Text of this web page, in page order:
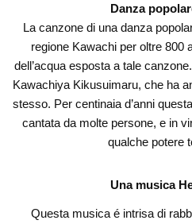
Danza
La canzone di una danza
regione Kawachi per oltre 800
dell’acqua esposta a tale
Kawachiya Kikusuimaru, che ha
stesso. Per centinaia d’anni
cantata da molte persone, e in
qualche potere
Una musica
Questa musica é intrisa di